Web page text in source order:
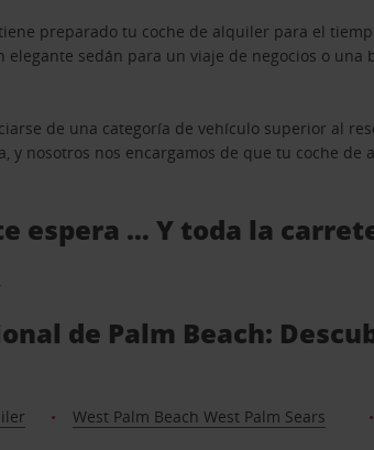
preparado tu coche de alquiler para el
elegante sedán para un viaje de negocios o
de una categoría de vehículo superior al
y nosotros nos encargamos de que tu coche de
espera … Y toda la
de Palm Beach:
West Palm Beach West Palm Sears